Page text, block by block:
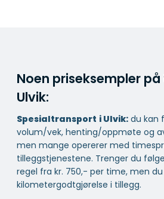
Noen priseksempler
Ulvik:
Spesialtransport i Ulvik: du kan
volum/vek, henting/oppmøte og
men mange opererer med
tilleggstjenestene. Trenger du
regel fra kr. 750,- per time, men
kilometergodtgjørelse i tillegg.